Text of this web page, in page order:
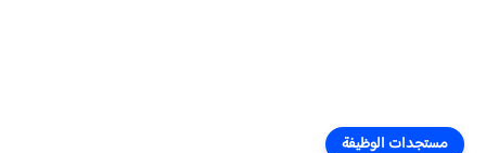
مستجدات الوظيفة